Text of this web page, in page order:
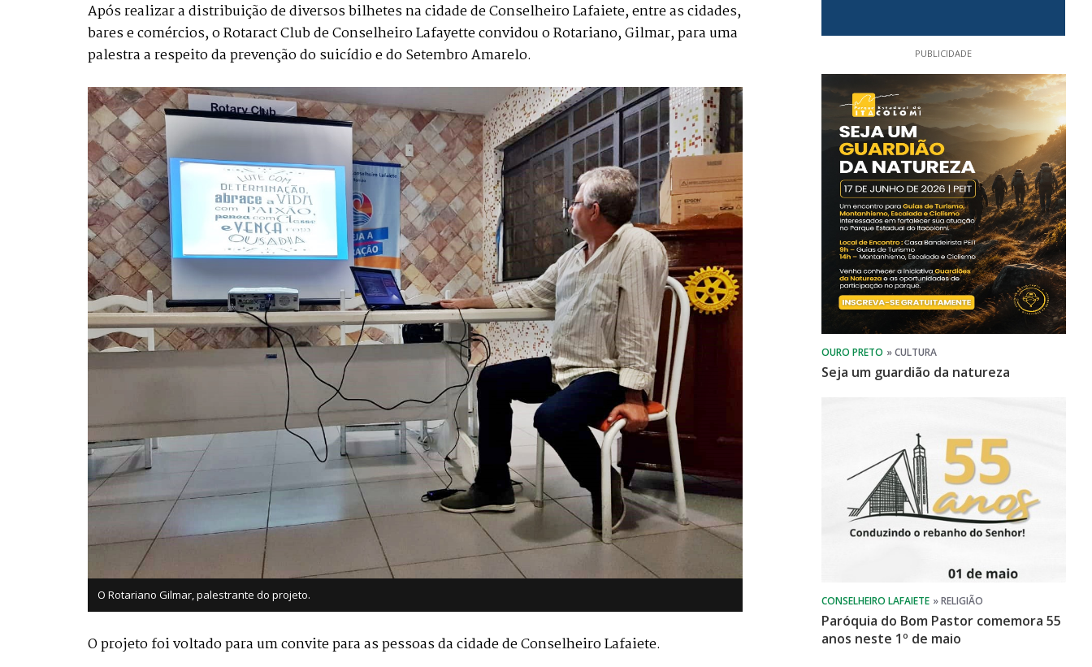
Após realizar a distribuição de diversos bilhetes na cidade de Conselheiro Lafaiete, entre as cidades,
bares e comércios, o Rotaract Club de Conselheiro Lafayette convidou o Rotariano, Gilmar, para uma
palestra a respeito da prevenção do suicídio e do Setembro Amarelo.
O Rotariano Gilmar, palestrante do projeto.
O projeto foi voltado para um convite para as pessoas da cidade de Conselheiro Lafaiete.
PUBLICIDADE
Seja um guardião da natureza
Paróquia do Bom Pastor comemora 55
anos neste 1º de maio